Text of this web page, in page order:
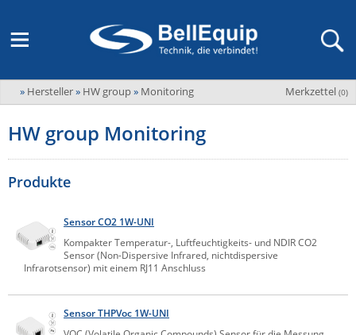
M2M Router, Antennen, VPN & SIM
Fernwartung via Mobilfunk (M2M)
SD-WAN & Bonding
KVM & Audio/Video Signalverteilung
KVM
Kabel und Verkabelung
Audio/Video
Digital Signage
Adder
Advantech
Amit
Aten
Bachmann
Black Box
Bondix
Übersicht
Wissen
Neue Produkte
Veranstaltungen
Bell-Up-to-Date Magazine
Aktueller Newsletter
LAGERABVERKAUF Stromverteilung und -messung
Unternehmen
Ansprechpersonen
Veranstaltungen
Jobs & Karriere
News
Merkzettel (0)
» Hersteller» HW group» Monitoring
HW group Monitoring
Produkte
Sensor CO2 1W-UNI
Kompakter Temperatur-, Luftfeuchtigkeits- und NDIR CO2
Sensor (Non-Dispersive Infrared, nichtdispersive
Infrarotsensor) mit einem RJ11 Anschluss
Sensor THPVoc 1W-UNI